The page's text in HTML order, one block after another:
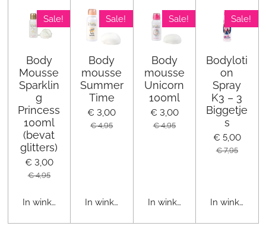
Sale!
Body
Mousse
Sparklin
g
Princess
100ml
(bevat
glitters)
€ 3,00
€ 4,95
In winkelwagen
Sale!
Body
mousse
Summer
Time
€ 3,00
€ 4,95
In winkelwagen
Sale!
Body
mousse
Unicorn
100ml
€ 3,00
€ 4,95
In winkelwagen
Sale!
Bodyloti
on
Spray
K3 – 3
Biggetje
s
€ 5,00
€ 7,95
In